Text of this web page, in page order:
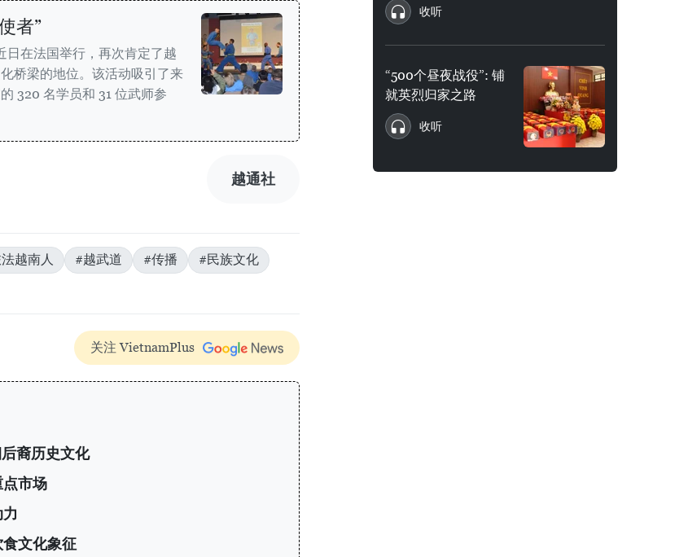
者”
日在法国举行，再次肯定了越
桥梁的地位。该活动吸引了来
320 名学员和 31 位武师参
越通社
越南人 #越武道 #传播
#民族文化
关注 VietnamPlus
裔历史文化
市场
文化象征
收听
“500个昼夜战役”: 铺
就英烈归家之路
收听